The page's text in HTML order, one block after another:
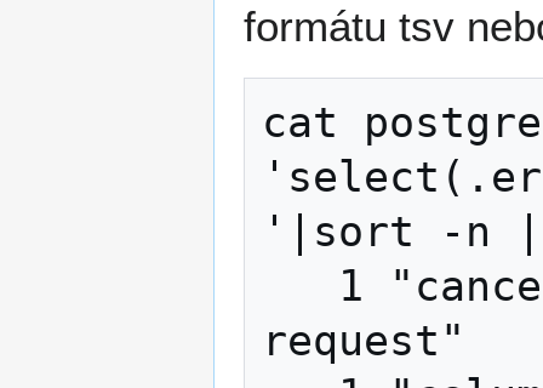
formátu tsv
cat
'|sort -n |
request"